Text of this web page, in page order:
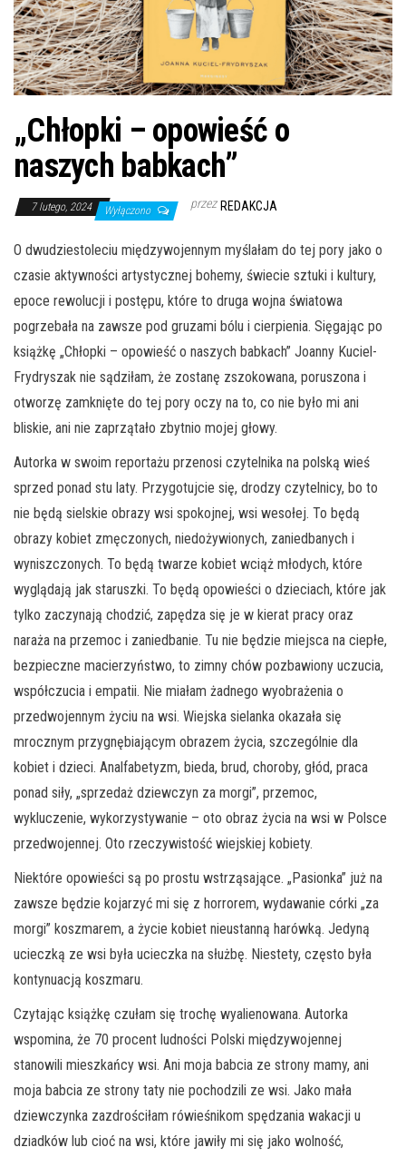
„Chłopki – opowieść o
naszych babkach”
7 lutego, 2024 Wyłączono przez REDAKCJA
O dwudziestoleciu międzywojennym myślałam do tej pory jako o
czasie aktywności artystycznej bohemy, świecie sztuki i kultury,
epoce rewolucji i postępu, które to druga wojna światowa
pogrzebała na zawsze pod gruzami bólu i cierpienia. Sięgając po
książkę „Chłopki – opowieść o naszych babkach” Joanny Kuciel-
Frydryszak nie sądziłam, że zostanę zszokowana, poruszona i
otworzę zamknięte do tej pory oczy na to, co nie było mi ani
bliskie, ani nie zaprzątało zbytnio mojej głowy.
Autorka w swoim reportażu przenosi czytelnika na polską wieś
sprzed ponad stu laty. Przygotujcie się, drodzy czytelnicy, bo to
nie będą sielskie obrazy wsi spokojnej, wsi wesołej. To będą
obrazy kobiet zmęczonych, niedożywionych, zaniedbanych i
wyniszczonych. To będą twarze kobiet wciąż młodych, które
wyglądają jak staruszki. To będą opowieści o dzieciach, które jak
tylko zaczynają chodzić, zapędza się je w kierat pracy oraz
naraża na przemoc i zaniedbanie. Tu nie będzie miejsca na ciepłe,
bezpieczne macierzyństwo, to zimny chów pozbawiony uczucia,
współczucia i empatii. Nie miałam żadnego wyobrażenia o
przedwojennym życiu na wsi. Wiejska sielanka okazała się
mrocznym przygnębiającym obrazem życia, szczególnie dla
kobiet i dzieci. Analfabetyzm, bieda, brud, choroby, głód, praca
ponad siły, „sprzedaż dziewczyn za morgi”, przemoc,
wykluczenie, wykorzystywanie – oto obraz życia na wsi w Polsce
przedwojennej. Oto rzeczywistość wiejskiej kobiety.
Niektóre opowieści są po prostu wstrząsające. „Pasionka” już na
zawsze będzie kojarzyć mi się z horrorem, wydawanie córki „za
morgi” koszmarem, a życie kobiet nieustanną harówką. Jedyną
ucieczką ze wsi była ucieczka na służbę. Niestety, często była
kontynuacją koszmaru.
Czytając książkę czułam się trochę wyalienowana. Autorka
wspomina, że 70 procent ludności Polski międzywojennej
stanowili mieszkańcy wsi. Ani moja babcia ze strony mamy, ani
moja babcia ze strony taty nie pochodzili ze wsi. Jako mała
dziewczynka zazdrościłam rówieśnikom spędzania wakacji u
dziadków lub cioć na wsi, które jawiły mi się jako wolność,